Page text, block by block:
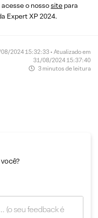
o nossosite para
Expert XP 2024.
2024 15:32:33 • Atualizado em
31/08/2024 15:37:40
3 minutos de leitura